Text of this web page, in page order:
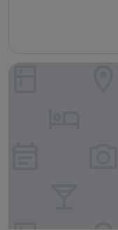
Hotsprings Hotel